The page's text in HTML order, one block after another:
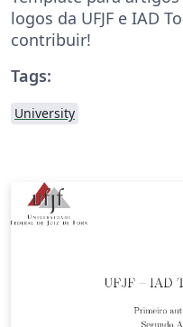
logos da UFJF e IAD
contribuir!
Tags:
University